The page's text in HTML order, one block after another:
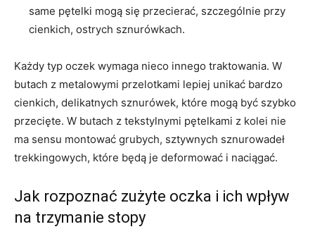
same pętelki mogą się przecierać, szczególnie przy
cienkich, ostrych sznurówkach.
Każdy typ oczek wymaga nieco innego traktowania. W
butach z metalowymi przelotkami lepiej unikać bardzo
cienkich, delikatnych sznurówek, które mogą być szybko
przecięte. W butach z tekstylnymi pętelkami z kolei nie
ma sensu montować grubych, sztywnych sznurowadeł
trekkingowych, które będą je deformować i naciągać.
Jak rozpoznać zużyte oczka i ich wpływ
na trzymanie stopy